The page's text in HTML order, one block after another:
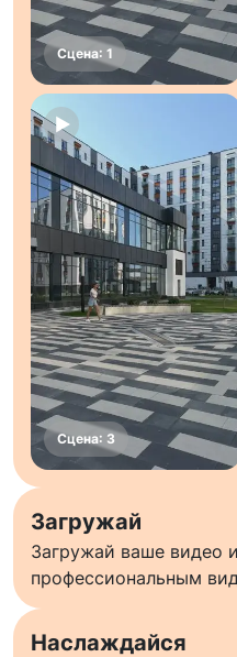
Загружай
Загружай ваше видео
профессиональным
Наслаждайся